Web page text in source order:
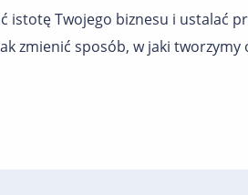
istotę Twojego biznesu i ustalać
jak zmienić sposób, w jaki